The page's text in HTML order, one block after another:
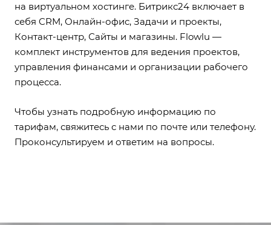
на виртуальном хостинге. Битрикс24 включает в
себя CRM, Онлайн-офис, Задачи и проекты,
Контакт-центр, Сайты и магазины. Flowlu —
комплект инструментов для ведения проектов,
управления финансами и организации рабочего
процесса.
Чтобы узнать подробную информацию по
тарифам, свяжитесь с нами по почте или телефону.
Проконсультируем и ответим на вопросы.